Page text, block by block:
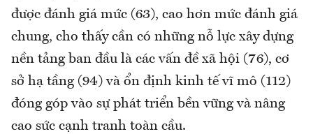
được đánh giá mức (63), cao hơn mức đánh giá
chung, cho thấy cần có những nỗ lực xây dựng
nền tảng ban đầu là các vấn đề xã hội (76), cơ
sở hạ tầng (94) và ổn định kinh tế vĩ mô (112)
đóng góp vào sự phát triển bền vững và nâng
cao sức cạnh tranh toàn cầu.